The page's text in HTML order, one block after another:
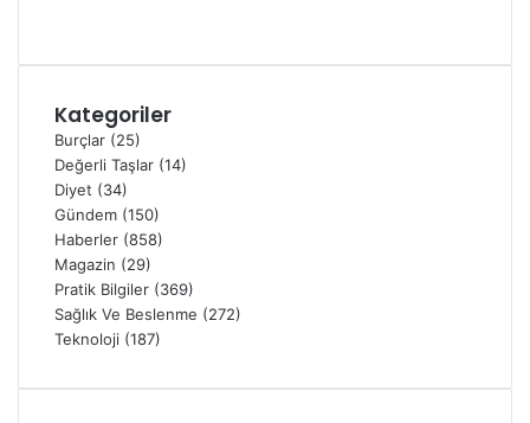
Kategoriler
Burçlar (25)
Değerli Taşlar (14)
Diyet (34)
Gündem (150)
Haberler (858)
Magazin (29)
Pratik Bilgiler (369)
Sağlık Ve Beslenme (272)
Teknoloji (187)